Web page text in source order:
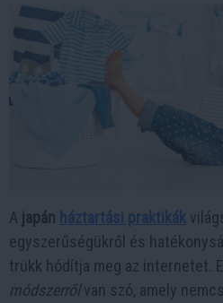
A japán háztartási praktikák
egyszerűségükről és
trükk hódítja meg az internetet.
módszerrőlvan szó, amely